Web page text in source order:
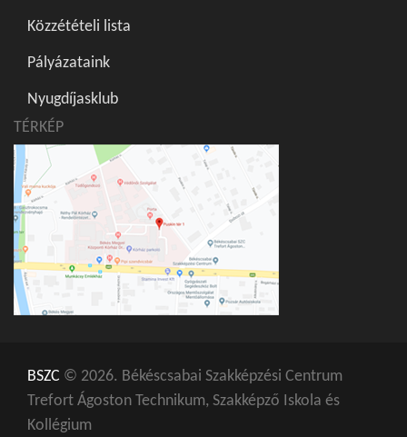
Közzétételi lista
Pályázataink
Nyugdíjasklub
TÉRKÉP
BSZC © 2026. Békéscsabai Szakképzési Centrum
Trefort Ágoston Technikum, Szakképző Iskola és
Kollégium